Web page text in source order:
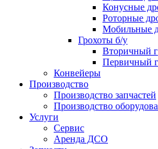
Конусные
Роторные
Мобильные
Грохоты б/у
Вторичный
Первичный
Конвейеры
Производство
Производство запчастей
Производство
Услуги
Сервис
Аренда ДСО